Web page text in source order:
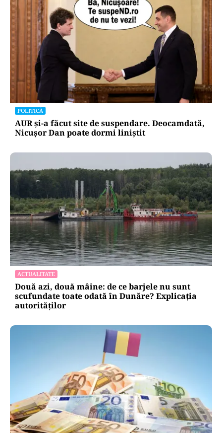
POLITICĂ
AUR și-a făcut site de suspendare. Deocamdată,
Nicușor Dan poate dormi liniștit
ACTUALITATE
Două azi, două mâine: de ce barjele nu sunt
scufundate toate odată în Dunăre? Explicația
autorităților